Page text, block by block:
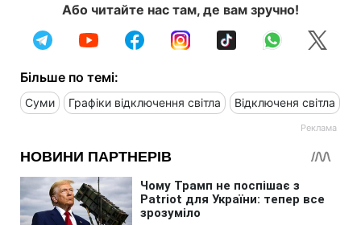
Або читайте нас там, де вам зручно!
Більше по темі:
Суми Графіки відключення світла Відключеня світла